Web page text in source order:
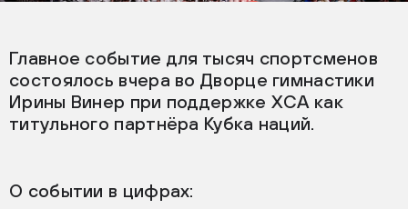
Главное событие для тысяч спортсменов
состоялось вчера во Дворце гимнастики
Ирины Винер при поддержке ХСА как
титульного партнёра Кубка наций.
О событии в цифрах: